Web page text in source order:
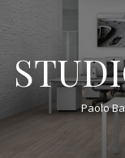
Paolo